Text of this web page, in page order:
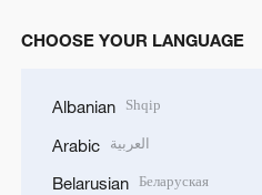
CHOOSE YOUR LANGUAGE
Albanian Shqip
Arabic العربية
Belarusian Беларуская